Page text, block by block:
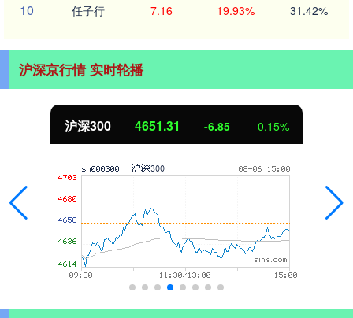
10 任子行 7.16 19.93% 31.42%
沪深京行情 实时轮播
北证50 1122.88 3.42 0.30%